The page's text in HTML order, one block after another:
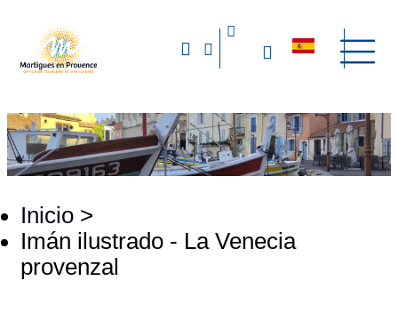
Inicio >
Imán ilustrado - La Venecia
provenzal